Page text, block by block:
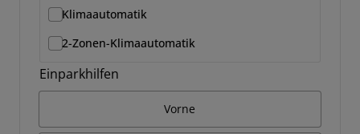
Klimaautomatik
2-Zonen-Klimaautomatik
Einparkhilfen
Vorne